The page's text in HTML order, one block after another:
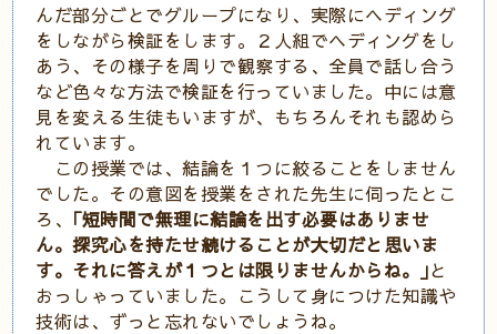
んだ部分ごとでグループになり、実際にヘディング
をしながら検証をします。２人組でヘディングをし
あう、その様子を周りで観察する、全員で話し合う
など色々な方法で検証を行っていました。中には意
見を変える生徒もいますが、もちろんそれも認めら
れています。
この授業では、結論を１つに絞ることをしません
でした。その意図を授業をされた先生に伺ったとこ
ろ、 ｢短時間で無理に結論を出す必要はありませ
ん。探究心を持たせ続けることが大切だと思いま
す。それに答えが１つとは限りませんからね。｣と
おっしゃっていました。こうして身につけた知識や
技術は、ずっと忘れないでしょうね。